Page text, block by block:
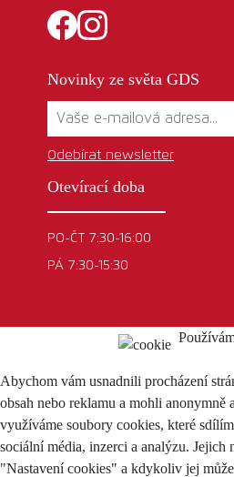
Novinky ze světa GDS
Odebírat newsletter
Otevírací doba
PO-ČT 7:30-16:00
PÁ 7:30-15:30
Abychom vám usnadnili procházení
obsah nebo reklamu a mohli anonymně
využíváme soubory cookies, které
sociální média, inzerci a analýzu. Jejich
"Nastavení cookies" a kdykoliv jej